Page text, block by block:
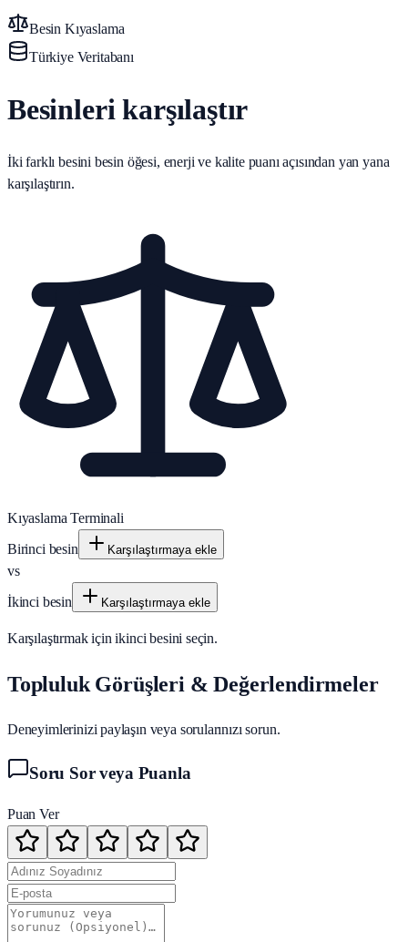
Besin Kıyaslama
Türkiye Veritabanı
Besinleri karşılaştır
İki farklı besini besin öğesi, enerji ve kalite puanı açısından yan yana
karşılaştırın.
Kıyaslama Terminali
Birinci besin
Karşılaştırmaya ekle
vs
İkinci besin
Karşılaştırmaya ekle
Karşılaştırmak için ikinci besini seçin.
Topluluk Görüşleri & Değerlendirmeler
Deneyimlerinizi paylaşın veya sorularınızı sorun.
Soru Sor veya Puanla
Puan Ver